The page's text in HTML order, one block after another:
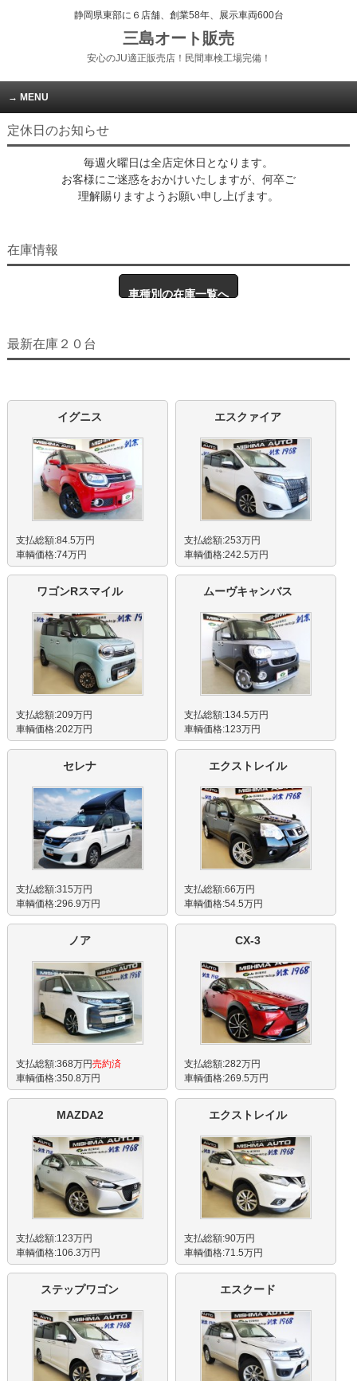
静岡県東部に６店舗、創業58年、展示車両600台
三島オート販売
安心のJU適正販売店！民間車検工場完備！
MENU
定休日のお知らせ
毎週火曜日は全店定休日となります。
お客様にご迷惑をおかけいたしますが、何卒ご
理解賜りますようお願い申し上げます。
在庫情報
車種別の在庫一覧へ
最新在庫２０台
イグニス
支払総額:84.5万円
車輌価格:74万円
エスクァイア
支払総額:253万円
車輌価格:242.5万円
ワゴンRスマイル
支払総額:209万円
車輌価格:202万円
ムーヴキャンバス
支払総額:134.5万円
車輌価格:123万円
セレナ
支払総額:315万円
車輌価格:296.9万円
エクストレイル
支払総額:66万円
車輌価格:54.5万円
ノア
支払総額:368万円売約済
車輌価格:350.8万円
CX-3
支払総額:282万円
車輌価格:269.5万円
MAZDA2
支払総額:123万円
車輌価格:106.3万円
エクストレイル
支払総額:90万円
車輌価格:71.5万円
ステップワゴン エスクード